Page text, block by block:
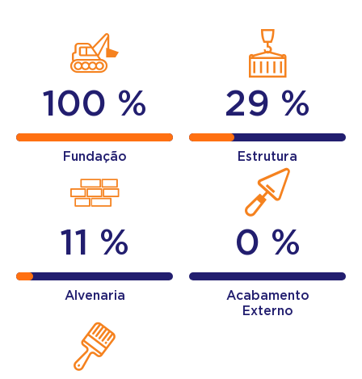
100 %
Fundação
29 %
Estrutura
11 %
Alvenaria
0 %
Acabamento
Externo